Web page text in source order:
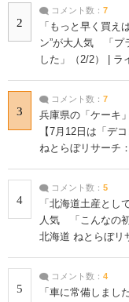
2
コメント数： 7
「もっと早く買
ン”が大人気 「プ
した」（2/2） | ラ
3
コメント数： 7
兵庫県の「ケーキ
【7月12日は「デ
ねとらぼリサーチ
4
コメント数： 5
「北海道土産とし
人気 「こんなの
北海道 ねとらぼリ
5
コメント数： 4
「車に常備しまし